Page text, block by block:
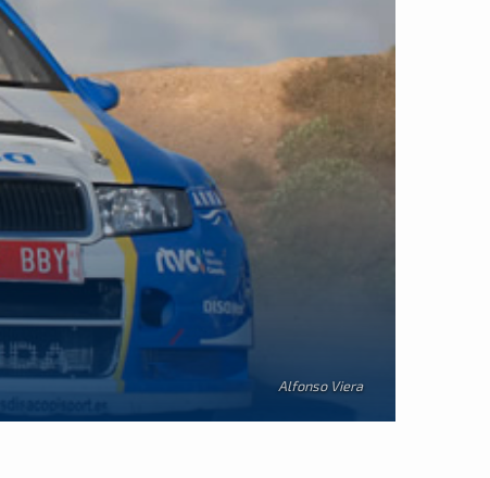
Alfonso Viera